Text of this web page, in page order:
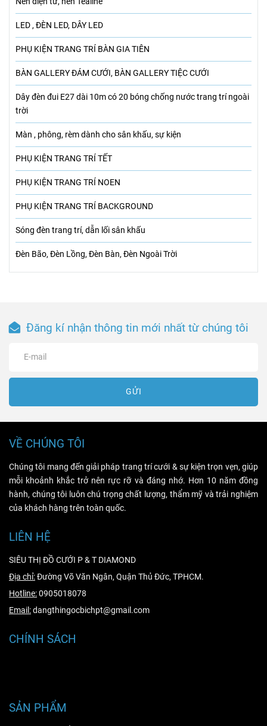
LED , ĐÈN LED, DÂY LED
PHỤ KIỆN TRANG TRÍ BÀN GIA TIÊN
BÀN GALLERY ĐÁM CƯỚI, BÀN GALLERY TIỆC CƯỚI
Dây đèn đui E27 dài 10m có 20 bóng chống nước trang trí ngoài
trời
Màn , phông, rèm dành cho sân khấu, sự kiện
PHỤ KIỆN TRANG TRÍ TẾT
PHỤ KIỆN TRANG TRÍ NOEN
PHỤ KIỆN TRANG TRÍ BACKGROUND
Sóng đèn trang trí, dẫn lối sân khấu
Đèn Bão, Đèn Lồng, Đèn Bàn, Đèn Ngoài Trời
Đăng kí nhận thông tin mới nhất từ chúng tôi
GỬI
VỀ CHÚNG TÔI
Chúng tôi mang đến giải pháp trang trí cưới & sự kiện trọn vẹn, giúp
mỗi khoảnh khắc trở nên rực rỡ và đáng nhớ. Hơn 10 năm đồng
hành, chúng tôi luôn chú trọng chất lượng, thẩm mỹ và trải nghiệm
của khách hàng trên toàn quốc.
LIÊN HỆ
SIÊU THỊ ĐỒ CƯỚI P & T DIAMOND
Địa chỉ:Đường Võ Văn Ngân, Quận Thủ Đức, TPHCM.
Hotline:0905018078
Email:dangthingocbichpt@gmail.com
CHÍNH SÁCH
SẢN PHẨM